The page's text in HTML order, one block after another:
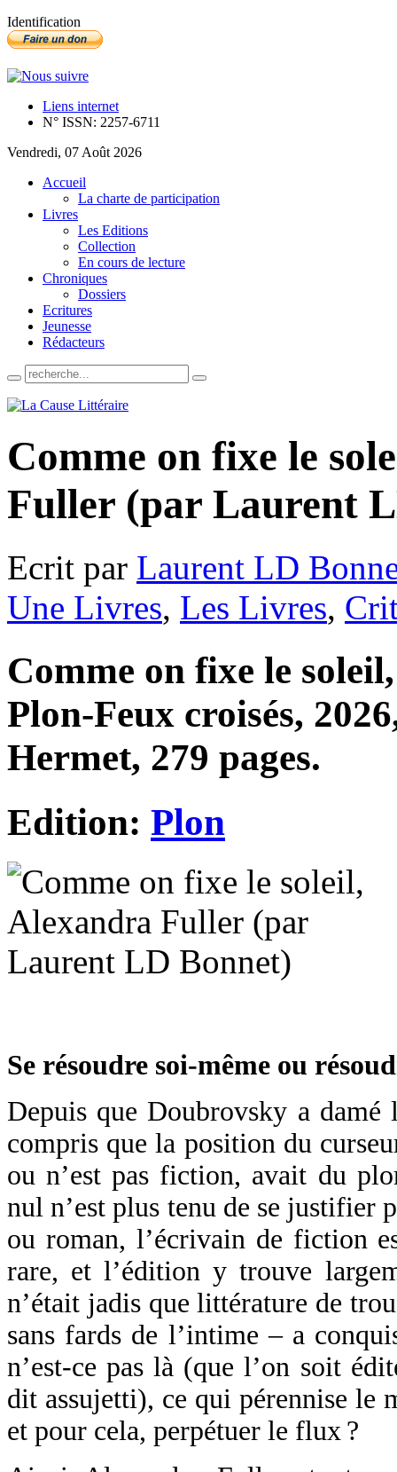
Identification
Liens internet
N° ISSN: 2257-6711
Vendredi, 07 Août 2026
Accueil
La charte de participation
Livres
Les Editions
Collection
En cours de lecture
Chroniques
Dossiers
Ecritures
Jeunesse
Rédacteurs
Comme on fixe le
Fuller (par Laurent
Ecrit par Laurent LD
Une Livres, Les Livres,
Comme on fixe le
Plon-Feux croisés,
Hermet, 279 pages.
Edition: Plon
Se résoudre soi-même ou
Depuis que Doubrovsky a
compris que la position du
ou n’est pas fiction, avait du
nul n’est plus tenu de se justifier
ou roman, l’écrivain de fiction
rare, et l’édition y trouve
n’était jadis que littérature de
sans fards de l’intime – a
n’est-ce pas là (que l’on soit
dit assujetti), ce qui pérennise le
et pour cela, perpétuer le flux ?